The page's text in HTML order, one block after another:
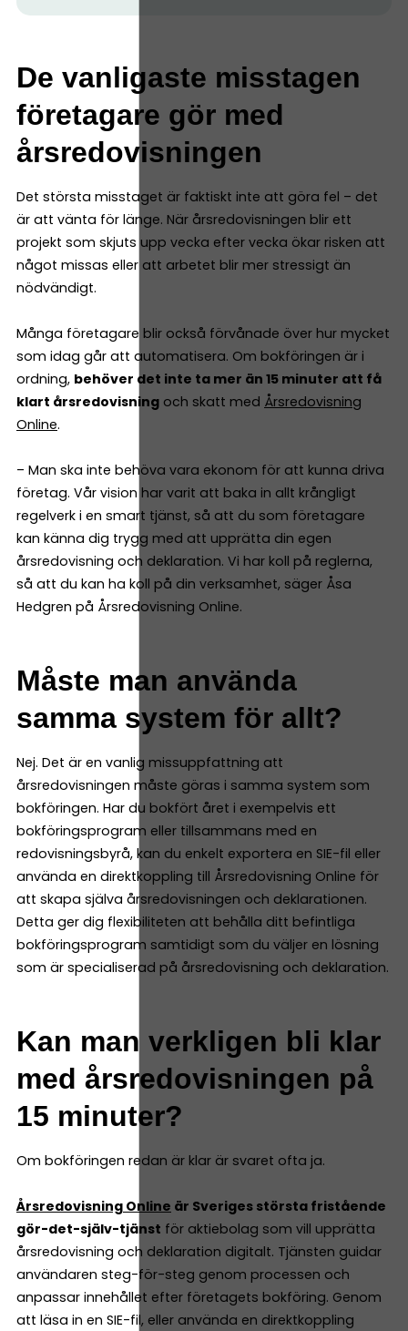
De vanligaste misstagen
företagare gör med
årsredovisningen
Det största misstaget är faktiskt inte att göra fel – det
är att vänta för länge. När årsredovisningen blir ett
projekt som skjuts upp vecka efter vecka ökar risken att
något missas eller att arbetet blir mer stressigt än
nödvändigt.
Många företagare blir också förvånade över hur mycket
som idag går att automatisera. Om bokföringen är i
ordning, behöver det inte ta mer än 15 minuter att få
klart årsredovisning och skatt med Årsredovisning
Online.
– Man ska inte behöva vara ekonom för att kunna driva
företag. Vår vision har varit att baka in allt krångligt
regelverk i en smart tjänst, så att du som företagare
kan känna dig trygg med att upprätta din egen
årsredovisning och deklaration. Vi har koll på reglerna,
så att du kan ha koll på din verksamhet, säger Åsa
Hedgren på Årsredovisning Online.
Måste man använda
samma system för allt?
Nej. Det är en vanlig missuppfattning att
årsredovisningen måste göras i samma system som
bokföringen. Har du bokfört året i exempelvis ett
bokföringsprogram eller tillsammans med en
redovisningsbyrå, kan du enkelt exportera en SIE-fil eller
använda en direktkoppling till Årsredovisning Online för
att skapa själva årsredovisningen och deklarationen.
Detta ger dig flexibiliteten att behålla ditt befintliga
bokföringsprogram samtidigt som du väljer en lösning
som är specialiserad på årsredovisning och deklaration.
Kan man verkligen bli klar
med årsredovisningen på
15 minuter?
Om bokföringen redan är klar är svaret ofta ja.
Årsredovisning Online är Sveriges största fristående
gör-det-själv-tjänst för aktiebolag som vill upprätta
årsredovisning och deklaration digitalt. Tjänsten guidar
användaren steg-för-steg genom processen och
anpassar innehållet efter företagets bokföring. Genom
att läsa in en SIE-fil, eller använda en direktkoppling